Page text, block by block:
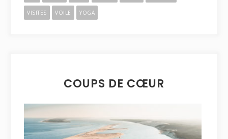
VISITES VOILE YOGA
COUPS DE CŒUR